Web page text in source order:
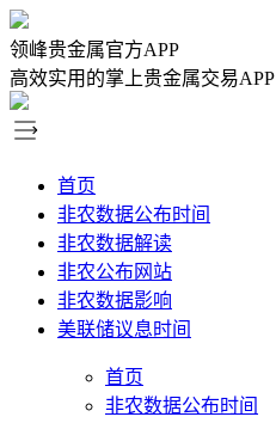
领峰贵金属官方APP
高效实用的掌上贵金属交易APP
首页
非农数据公布时间
非农数据解读
非农公布网站
非农数据影响
美联储议息时间
首页
非农数据公布时间